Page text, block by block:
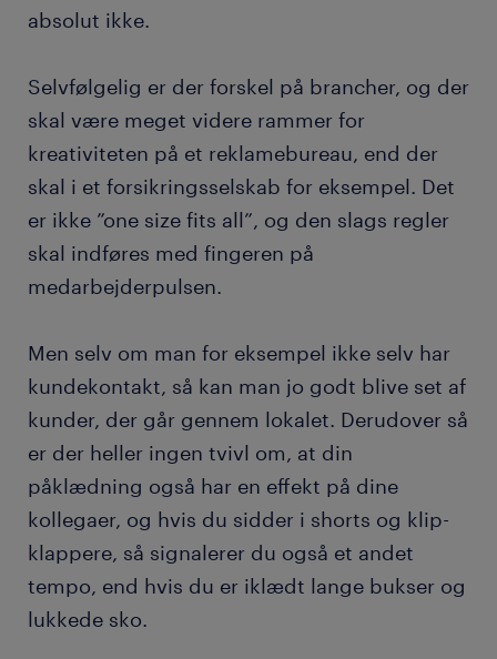
absolut ikke.
Selvfølgelig er der forskel på brancher, og der
skal være meget videre rammer for
kreativiteten på et reklamebureau, end der
skal i et forsikringsselskab for eksempel. Det
er ikke ”one size fits all”, og den slags regler
skal indføres med fingeren på
medarbejderpulsen.
Men selv om man for eksempel ikke selv har
kundekontakt, så kan man jo godt blive set af
kunder, der går gennem lokalet. Derudover så
er der heller ingen tvivl om, at din
påklædning også har en effekt på dine
kollegaer, og hvis du sidder i shorts og klip-
klappere, så signalerer du også et andet
tempo, end hvis du er iklædt lange bukser og
lukkede sko.